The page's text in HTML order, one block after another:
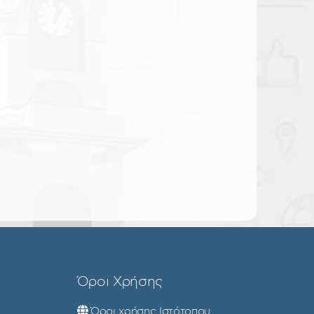
Όροι Χρήσης
Όροι χρήσης Ιστότοπου